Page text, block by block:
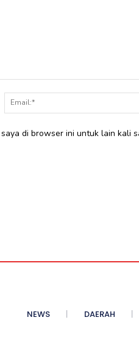
di browser ini untuk lain kali
NEWS DAERAH